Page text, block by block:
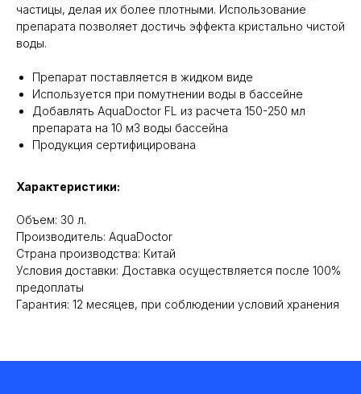
частицы, делая их более плотными. Использование
препарата позволяет достичь эффекта кристально чистой
воды.
Препарат поставляется в жидком виде
Используется при помутнении воды в бассейне
Добавлять AquaDoctor FL из расчета 150-250 мл
препарата на 10 м3 воды бассейна
Продукция сертифицирована
Характеристики:
Объем: 30 л.
Производитель: AquaDoctor
Cтрана производства: Китай
Условия доставки: Доставка осуществляется после 100%
предоплаты
Гарантия: 12 месяцев, при соблюдении условий хранения